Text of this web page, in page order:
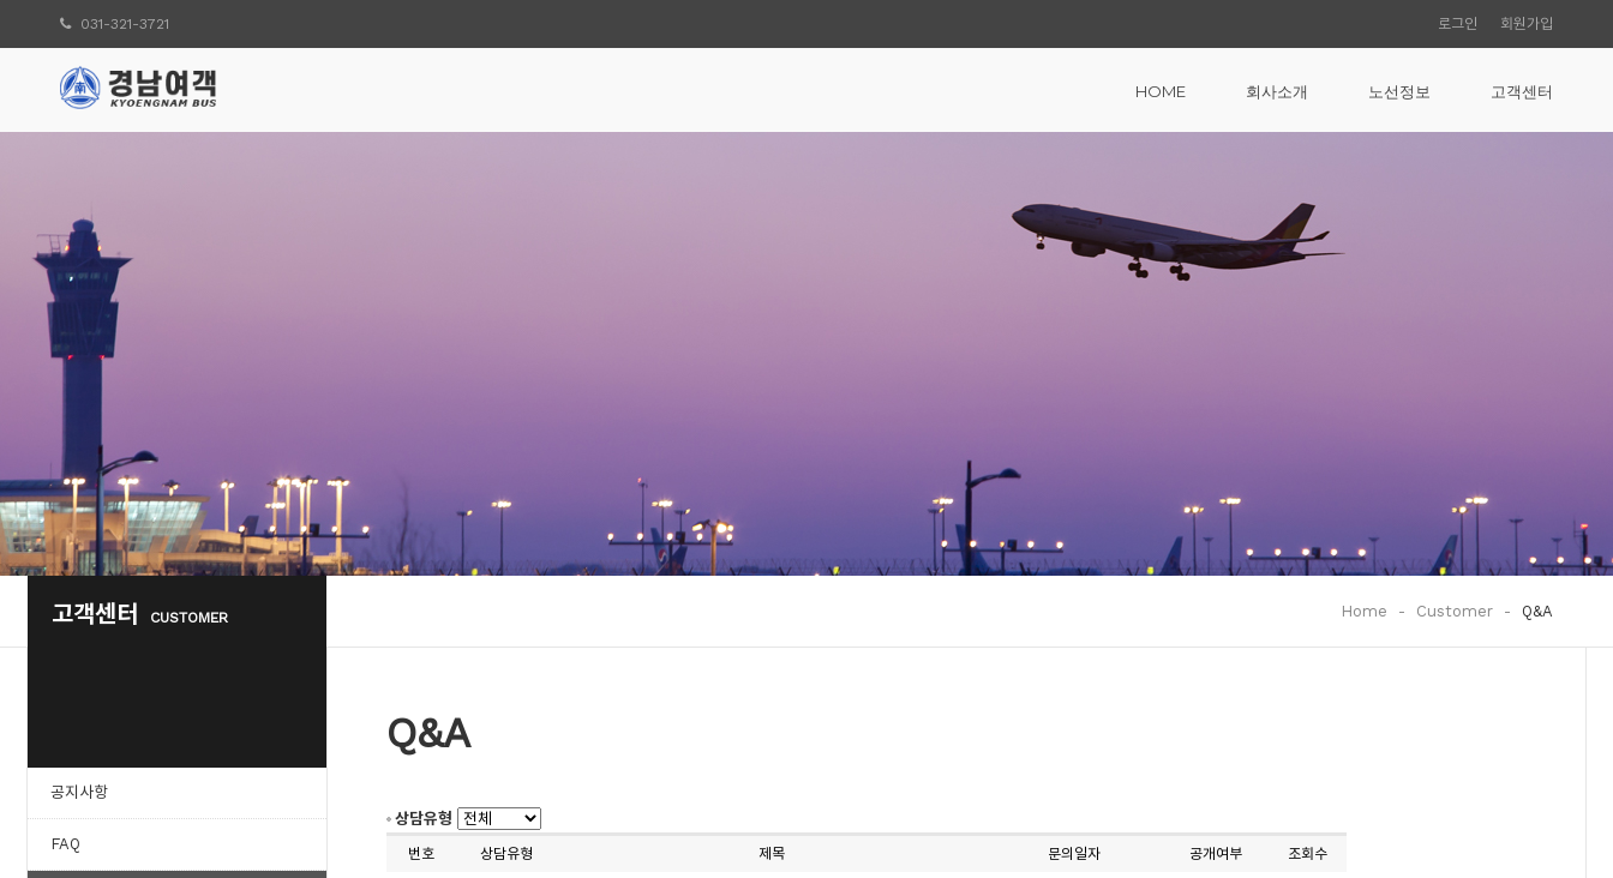
031-321-3721 로그인 회원가입
HOME 회사소개 노선정보 고객센터
Home - Customer - Q&A
고객센터 CUSTOMER
공지사항
FAQ
Q&A
상담유형
번호 상담유형 제목 문의일자 공개여부 조회수